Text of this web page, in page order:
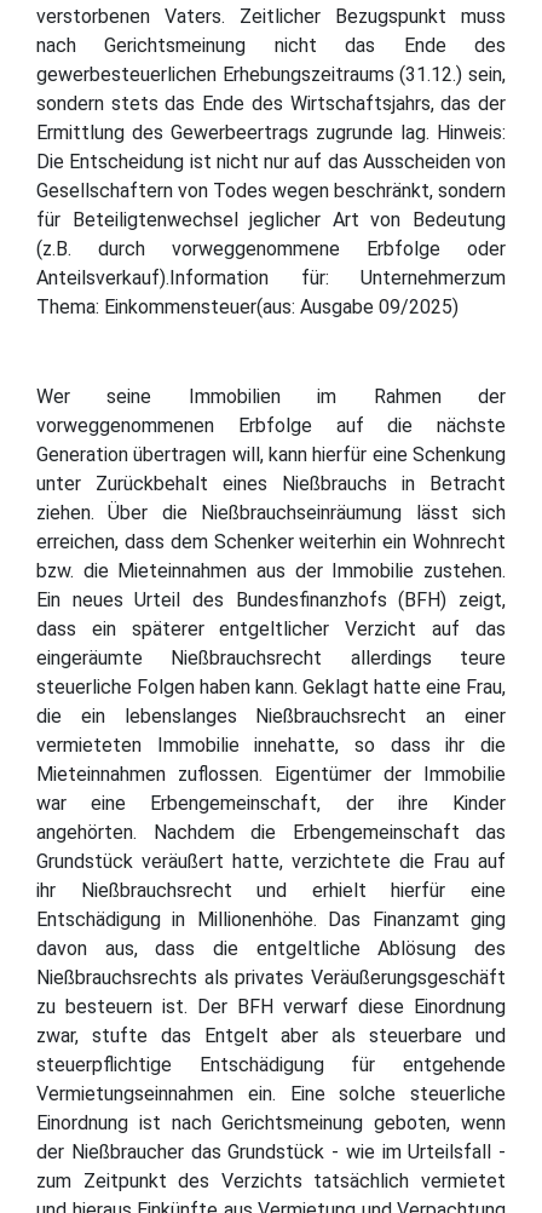
verstorbenen Vaters. Zeitlicher Bezugspunkt muss
nach Gerichtsmeinung nicht das Ende des
gewerbesteuerlichen Erhebungszeitraums (31.12.) sein,
sondern stets das Ende des Wirtschaftsjahrs, das der
Ermittlung des Gewerbeertrags zugrunde lag. Hinweis:
Die Entscheidung ist nicht nur auf das Ausscheiden von
Gesellschaftern von Todes wegen beschränkt, sondern
für Beteiligtenwechsel jeglicher Art von Bedeutung
(z.B. durch vorweggenommene Erbfolge oder
Anteilsverkauf).Information für: Unternehmerzum
Thema: Einkommensteuer(aus: Ausgabe 09/2025)
Wer seine Immobilien im Rahmen der
vorweggenommenen Erbfolge auf die nächste
Generation übertragen will, kann hierfür eine Schenkung
unter Zurückbehalt eines Nießbrauchs in Betracht
ziehen. Über die Nießbrauchseinräumung lässt sich
erreichen, dass dem Schenker weiterhin ein Wohnrecht
bzw. die Mieteinnahmen aus der Immobilie zustehen.
Ein neues Urteil des Bundesfinanzhofs (BFH) zeigt,
dass ein späterer entgeltlicher Verzicht auf das
eingeräumte Nießbrauchsrecht allerdings teure
steuerliche Folgen haben kann. Geklagt hatte eine Frau,
die ein lebenslanges Nießbrauchsrecht an einer
vermieteten Immobilie innehatte, so dass ihr die
Mieteinnahmen zuflossen. Eigentümer der Immobilie
war eine Erbengemeinschaft, der ihre Kinder
angehörten. Nachdem die Erbengemeinschaft das
Grundstück veräußert hatte, verzichtete die Frau auf
ihr Nießbrauchsrecht und erhielt hierfür eine
Entschädigung in Millionenhöhe. Das Finanzamt ging
davon aus, dass die entgeltliche Ablösung des
Nießbrauchsrechts als privates Veräußerungsgeschäft
zu besteuern ist. Der BFH verwarf diese Einordnung
zwar, stufte das Entgelt aber als steuerbare und
steuerpflichtige Entschädigung für entgehende
Vermietungseinnahmen ein. Eine solche steuerliche
Einordnung ist nach Gerichtsmeinung geboten, wenn
der Nießbraucher das Grundstück - wie im Urteilsfall -
zum Zeitpunkt des Verzichts tatsächlich vermietet